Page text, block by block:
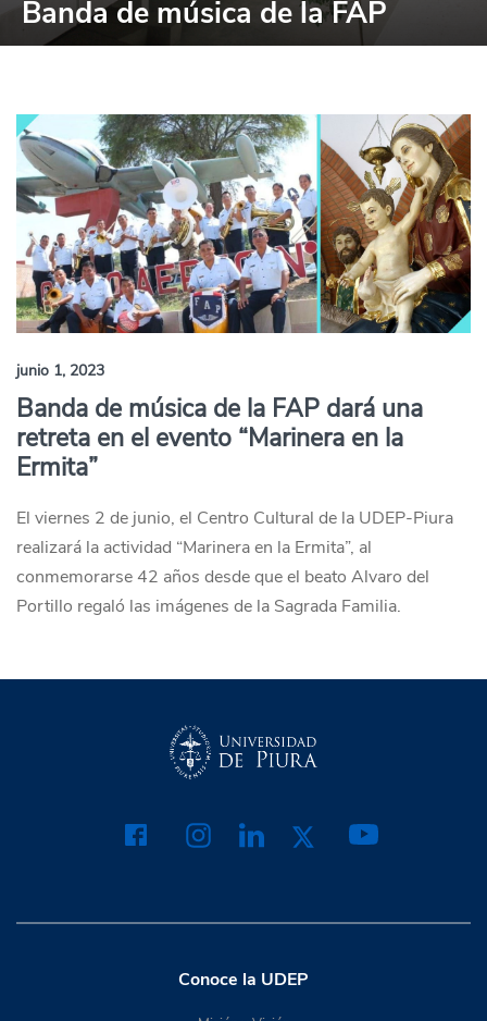
Banda de música de la FAP
junio 1, 2023
Banda de música de la FAP dará una
retreta en el evento “Marinera en la
Ermita”
El viernes 2 de junio, el Centro Cultural de la UDEP-Piura
realizará la actividad “Marinera en la Ermita”, al
conmemorarse 42 años desde que el beato Alvaro del
Portillo regaló las imágenes de la Sagrada Familia.
Conoce la UDEP